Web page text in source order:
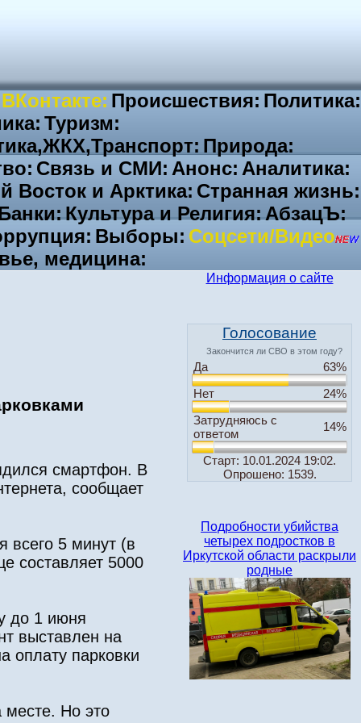
Происшествия: Политика:
Туризм:
Природа:
Связь и СМИ: Анонс: Аналитика:
Восток и Арктика: Странная жизнь:
Культура и Религия:АбзацЪ:
Выборы: Соцсети/Видео
медицина:
смартфон. В
сообщает
всего 5 минут (в
составляет 5000
до 1 июня
выставлен на
оплату парковки
месте. Но это
Информация о сайте
Голосование
Закончится ли СВО в этом году?
Да
63%
Нет
24%
Затрудняюсь с
ответом
14%
Старт: 10.01.2024 19:02.
Опрошено: 1539.
Подробности убийства
четырех подростков в
Иркутской области раскрыли
родные